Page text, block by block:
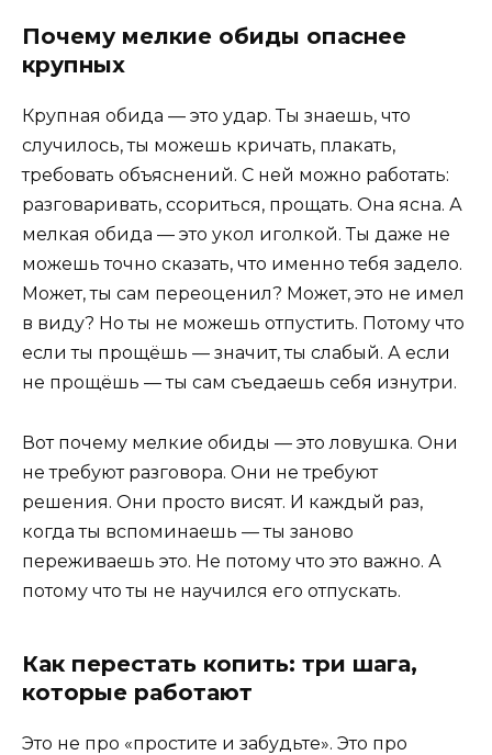
Почему мелкие обиды опаснее
крупных
Крупная обида — это удар. Ты знаешь, что
случилось, ты можешь кричать, плакать,
требовать объяснений. С ней можно работать:
разговаривать, ссориться, прощать. Она ясна. А
мелкая обида — это укол иголкой. Ты даже не
можешь точно сказать, что именно тебя задело.
Может, ты сам переоценил? Может, это не имел
в виду? Но ты не можешь отпустить. Потому что
если ты прощёшь — значит, ты слабый. А если
не прощёшь — ты сам съедаешь себя изнутри.
Вот почему мелкие обиды — это ловушка. Они
не требуют разговора. Они не требуют
решения. Они просто висят. И каждый раз,
когда ты вспоминаешь — ты заново
переживаешь это. Не потому что это важно. А
потому что ты не научился его отпускать.
Как перестать копить: три шага,
которые работают
Это не про «простите и забудьте». Это про